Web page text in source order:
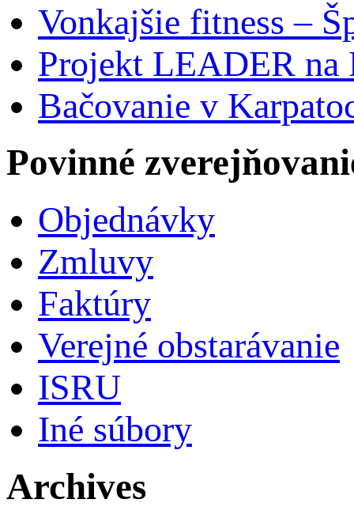
Vonkajšie fitness –
Projekt LEADER na
Bačovanie v
Povinné
Objednávky
Zmluvy
Faktúry
Verejné obstarávanie
ISRU
Iné súbory
Archives